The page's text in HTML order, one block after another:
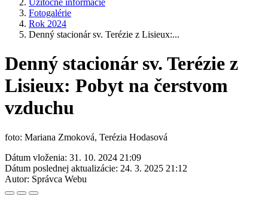
Užitočné informácie
Fotogalérie
Rok 2024
Denný stacionár sv. Terézie z Lisieux:...
Denný stacionár sv. Terézie z
Lisieux: Pobyt na čerstvom
vzduchu
foto: Mariana Zmoková, Terézia Hodasová
Dátum vloženia: 31. 10. 2024 21:09
Dátum poslednej aktualizácie: 24. 3. 2025 21:12
Autor: Správca Webu